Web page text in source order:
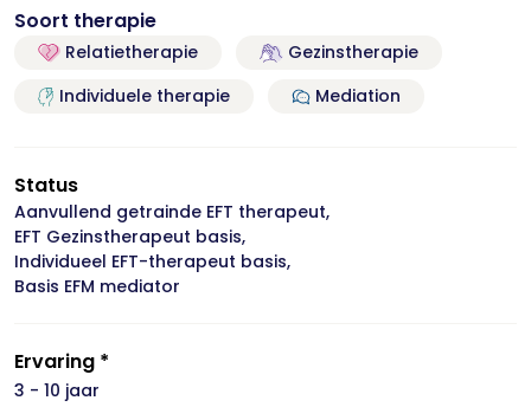
Soort therapie
Relatietherapie
Gezinstherapie
Individuele therapie
Mediation
Status
Aanvullend getrainde EFT therapeut,
EFT Gezinstherapeut basis,
Individueel EFT-therapeut basis,
Basis EFM mediator
Ervaring *
3 - 10 jaar